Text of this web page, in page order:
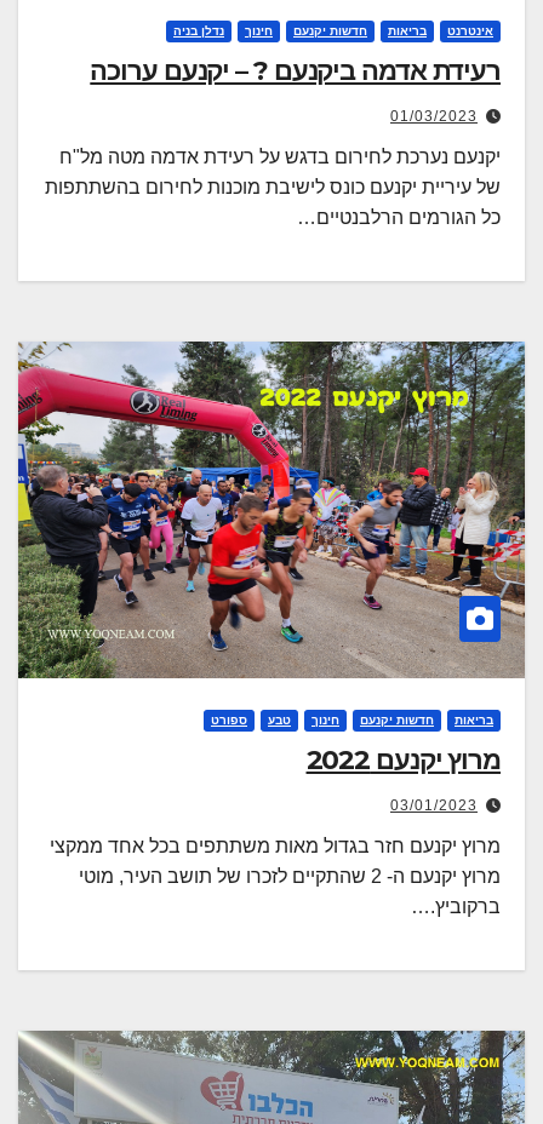
אינטרנט בריאות חדשות יקנעם חינוך נדלן בניה
רעידת אדמה ביקנעם ? – יקנעם ערוכה
01/03/2023
יקנעם נערכת לחירום בדגש על רעידת אדמה מטה מל"ח
של עיריית יקנעם כונס לישיבת מוכנות לחירום בהשתתפות
כל הגורמים הרלבנטיים…
בריאות חדשות יקנעם חינוך טבע ספורט
מרוץ יקנעם 2022
03/01/2023
מרוץ יקנעם חזר בגדול מאות משתתפים בכל אחד ממקצי
מרוץ יקנעם ה- 2 שהתקיים לזכרו של תושב העיר, מוטי
ברקוביץ.…